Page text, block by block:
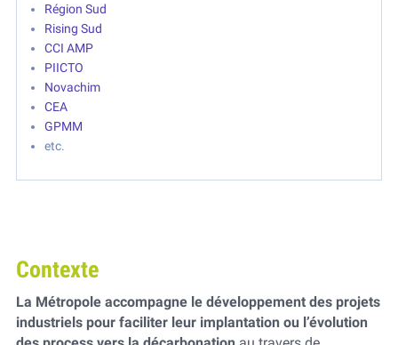
Région Sud ‎
Rising Sud
CCI AMP
PIICTO
Novachim
CEA
GPMM ‎
etc.
Contexte
La Métropole accompagne le développement des projets
industriels pour faciliter leur implantation ou l’évolution